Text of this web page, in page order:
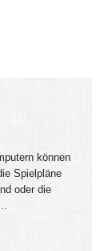
können
Spielpläne
oder die